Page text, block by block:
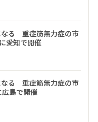
なる 重症筋無力症の市
愛知で開催
なる 重症筋無力症の市
島で開催